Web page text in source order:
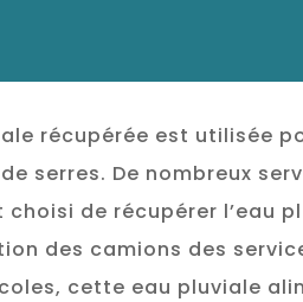
récupérée est utilisée
serres. De nombreux
choisi de récupérer l’eau
des camions des
cette eau pluviale